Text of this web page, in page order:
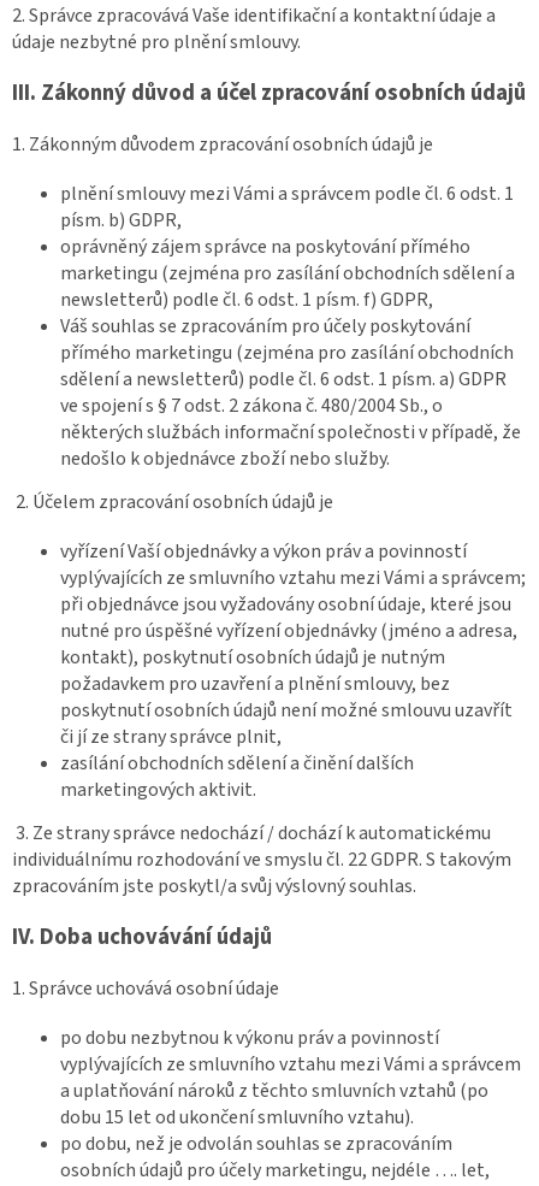
2. Správce zpracovává Vaše identifikační a kontaktní údaje a
údaje nezbytné pro plnění smlouvy.
III. Zákonný důvod a účel zpracování osobních údajů
1. Zákonným důvodem zpracování osobních údajů je
plnění smlouvy mezi Vámi a správcem podle čl. 6 odst. 1
písm. b) GDPR,
oprávněný zájem správce na poskytování přímého
marketingu (zejména pro zasílání obchodních sdělení a
newsletterů) podle čl. 6 odst. 1 písm. f) GDPR,
Váš souhlas se zpracováním pro účely poskytování
přímého marketingu (zejména pro zasílání obchodních
sdělení a newsletterů) podle čl. 6 odst. 1 písm. a) GDPR
ve spojení s § 7 odst. 2 zákona č. 480/2004 Sb., o
některých službách informační společnosti v případě, že
nedošlo k objednávce zboží nebo služby.
2. Účelem zpracování osobních údajů je
vyřízení Vaší objednávky a výkon práv a povinností
vyplývajících ze smluvního vztahu mezi Vámi a správcem;
při objednávce jsou vyžadovány osobní údaje, které jsou
nutné pro úspěšné vyřízení objednávky (jméno a adresa,
kontakt), poskytnutí osobních údajů je nutným
požadavkem pro uzavření a plnění smlouvy, bez
poskytnutí osobních údajů není možné smlouvu uzavřít
či jí ze strany správce plnit,
zasílání obchodních sdělení a činění dalších
marketingových aktivit.
3. Ze strany správce nedochází / dochází k automatickému
individuálnímu rozhodování ve smyslu čl. 22 GDPR. S takovým
zpracováním jste poskytl/a svůj výslovný souhlas.
IV. Doba uchovávání údajů
1. Správce uchovává osobní údaje
po dobu nezbytnou k výkonu práv a povinností
vyplývajících ze smluvního vztahu mezi Vámi a správcem
a uplatňování nároků z těchto smluvních vztahů (po
dobu 15 let od ukončení smluvního vztahu).
po dobu, než je odvolán souhlas se zpracováním
osobních údajů pro účely marketingu, nejdéle …. let,